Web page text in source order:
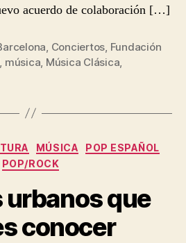
acuerdo de colaboración […]
Conciertos Fundación
música Música Clásica
Categorías
MÚSICA
POP ESPAÑOL
POP/ROCK
que
conocer